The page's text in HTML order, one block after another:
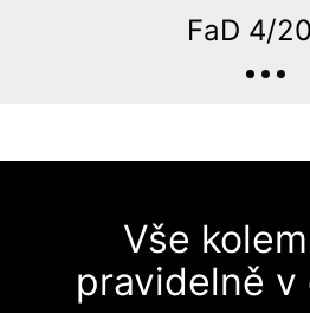
FaD 4/
Vše
pravidelně v